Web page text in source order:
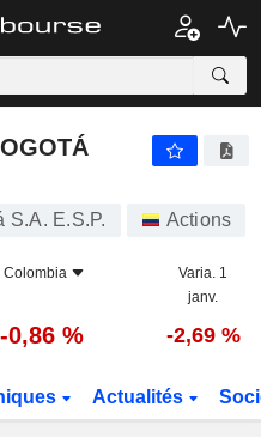
S.A. E.S.P. Actions
Colombia
Varia. 1
janv.
-0,86 % -2,69 %
Actualités